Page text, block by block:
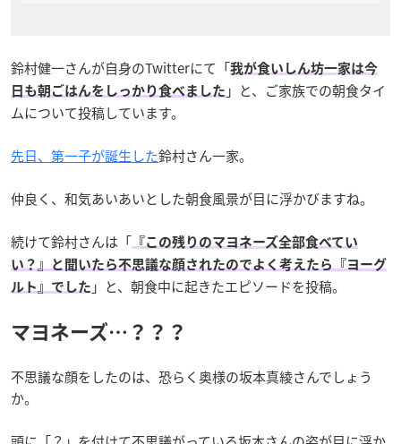
鈴村健一さんが自身のTwitterにて「我が食いしん坊一家は今
日も朝ごはんをしっかり食べました 」と、ご家族での朝食タイ
ムについて投稿しています。
先日、第一子が誕生した鈴村さん一家。
仲良く、和気あいあいとした朝食風景が目に浮かびますね。
続けて鈴村さんは「 『この残りのマヨネーズ全部食べてい
い？』と聞いたら不思議な顔されたのでよく考えたら『ヨーグ
ルト』でした 」と、朝食中に起きたエピソードを投稿。
マヨネーズ…？？？
不思議な顔をしたのは、恐らく奥様の坂本真綾さんでしょう
か。